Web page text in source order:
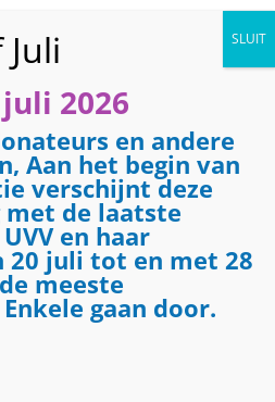
12:00
2026
en andere
Aan het begin van
verschijnt deze
de laatste
en haar
20 juli tot en met 28
meeste
gaan door.